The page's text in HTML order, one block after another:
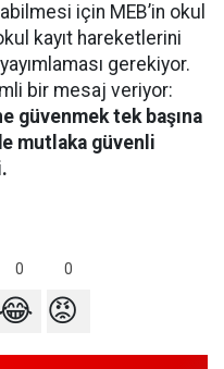
için MEB’in okul
kayıt hareketlerini
gerekiyor.
bir mesaj veriyor:
güvenmek tek başına
mutlaka güvenli
0 0
😂 😡